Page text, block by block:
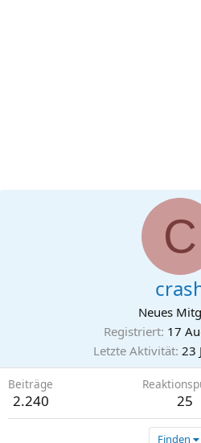
C
Neues
Registriert 17
Letzte Aktivität 23
Beiträge
2.240 25
Finden